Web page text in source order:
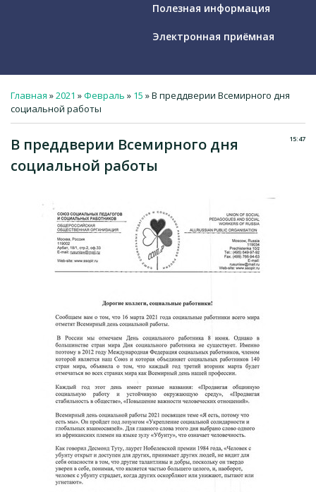
Полезная информация
Электронная приёмная
Главная »2021 »Февраль » 15 » В преддверии Всемирного дня
социальной работы
15:47
В преддверии Всемирного дня
социальной работы